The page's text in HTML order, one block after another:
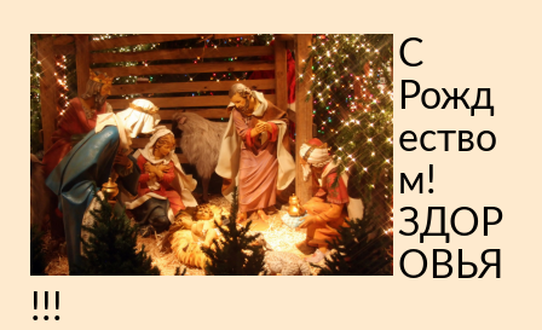
С
Рожд
ество
м!
ЗДОР
ОВЬЯ
!!!